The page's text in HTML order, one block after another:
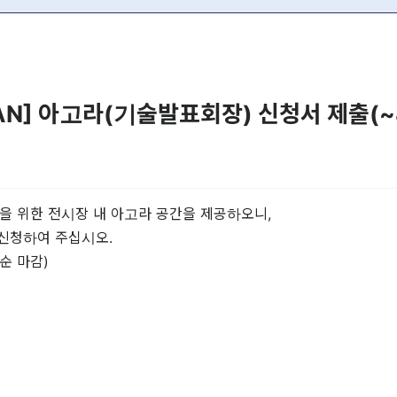
아고라(기술발표회장) 신청서 제출
위한 전시장 내 아고라 공간을 제공하오니,
청하여 주십시오.
마감)